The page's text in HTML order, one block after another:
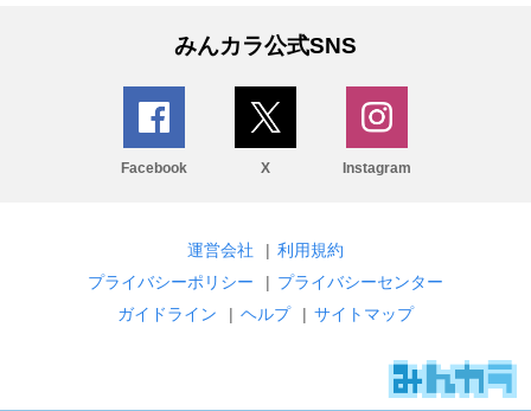
みんカラ公式SNS
Facebook X Instagram
運営会社 | 利用規約
プライバシーポリシー
| プライバシーセンター
ガイドライン
| ヘルプ | サイトマップ